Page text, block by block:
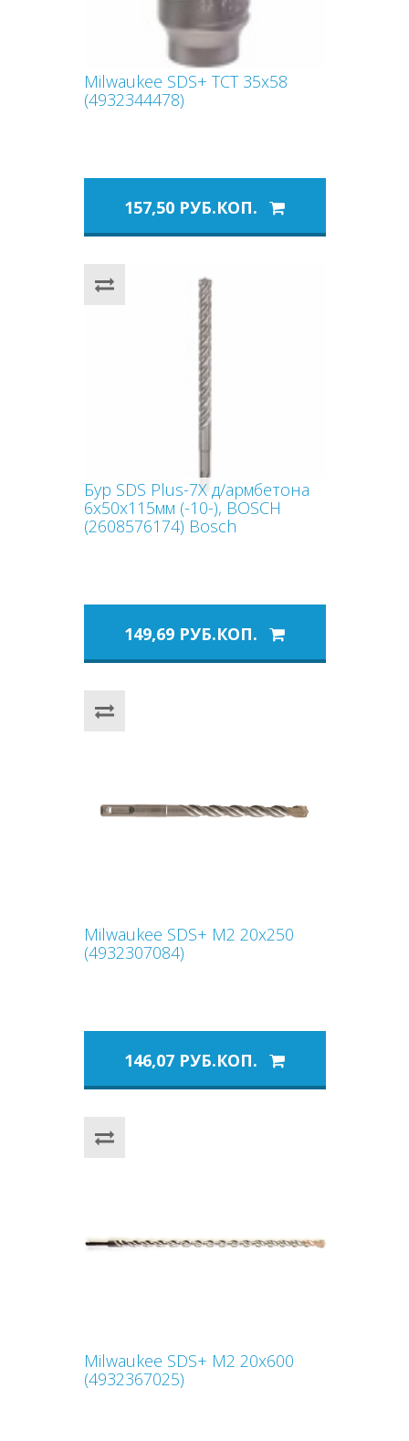
Milwaukee SDS+ TCT 35х58
(4932344478)
157,50 РУБ.КОП.
Бур SDS Plus-7X д/армбетона
6x50x115мм (-10-), BOSCH
(2608576174) Bosch
149,69 РУБ.КОП.
Milwaukee SDS+ M2 20x250
(4932307084)
146,07 РУБ.КОП.
Milwaukee SDS+ M2 20x600
(4932367025)